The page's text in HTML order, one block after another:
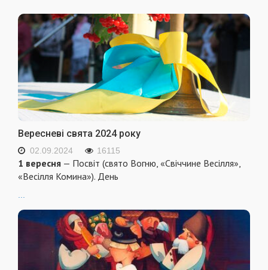
Вересневі свята 2024 року
02.09.2024 16115
1 вересня — Посвіт (свято Вогню, «Свіччине Весілля»,
«Весілля Комина»). День
...